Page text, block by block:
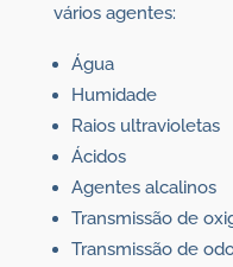
vários agentes:
Água
Humidade
Raios ultravioletas
Ácidos
Agentes alcalinos
Transmissão de
Transmissão de